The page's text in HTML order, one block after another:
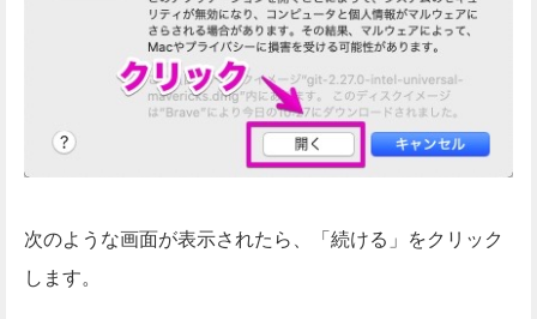
次のような画面が表示されたら、「続ける」をクリック
します。